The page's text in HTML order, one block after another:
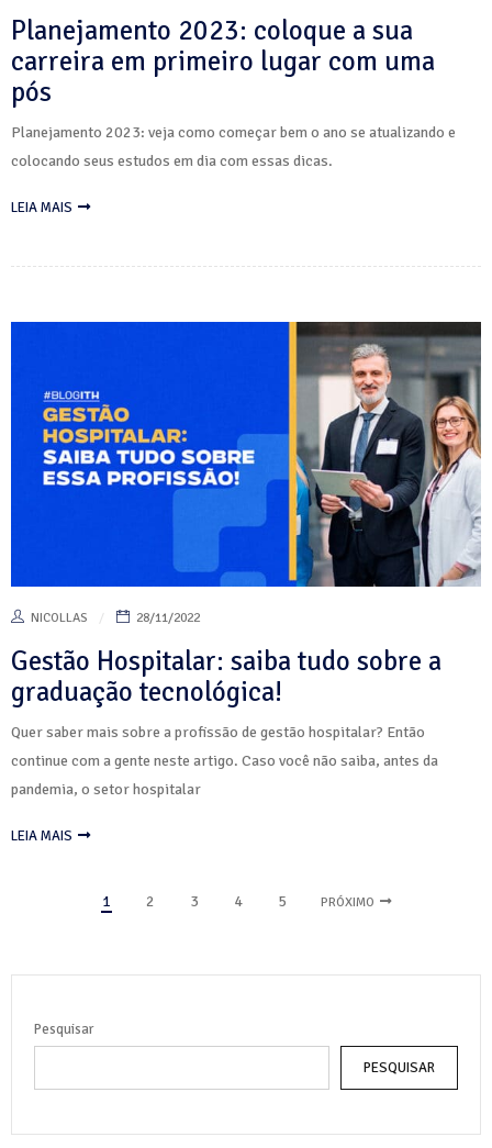
Planejamento 2023: coloque a sua
carreira em primeiro lugar com uma
pós
Planejamento 2023: veja como começar bem o ano se atualizando e
colocando seus estudos em dia com essas dicas.
LEIA MAIS
NICOLLAS 28/11/2022
Gestão Hospitalar: saiba tudo sobre a
graduação tecnológica!
Quer saber mais sobre a profissão de gestão hospitalar? Então
continue com a gente neste artigo. Caso você não saiba, antes da
pandemia, o setor hospitalar
LEIA MAIS
1 2 3 4 5 PRÓXIMO
Pesquisar
PESQUISAR